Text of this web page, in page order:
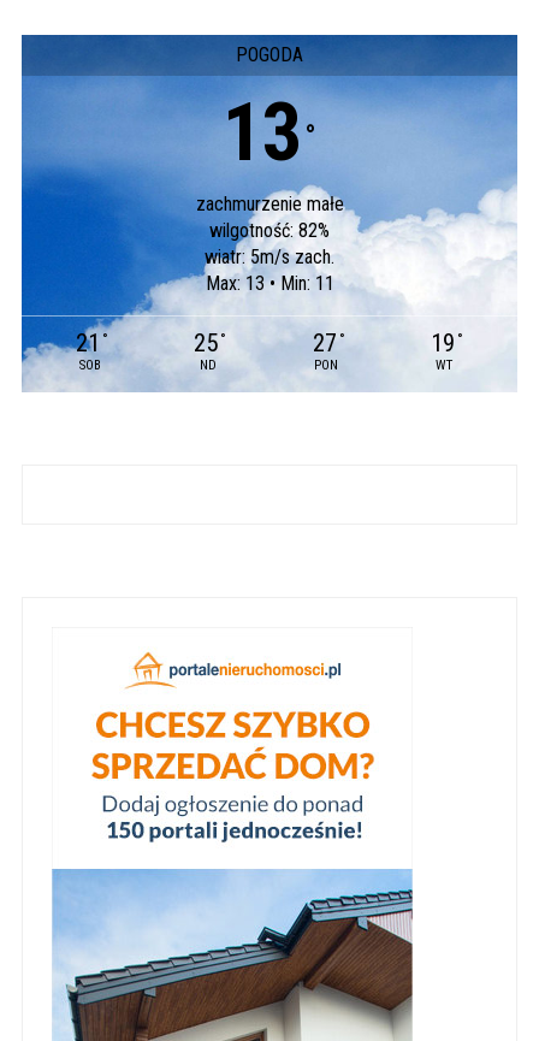
POGODA
13 °
zachmurzenie małe
wilgotność: 82%
wiatr: 5m/s zach.
Max: 13 • Min: 11
21 °
SOB
25 °
ND
27 °
PON
19 °
WT